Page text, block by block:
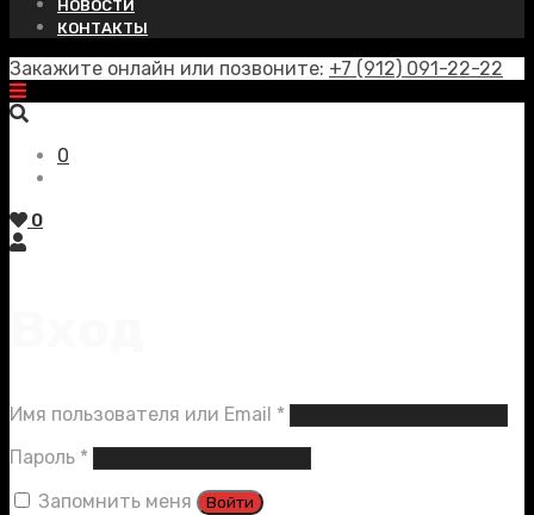
НОВОСТИ
КОНТАКТЫ
Закажите онлайн или позвоните: +7 (912) 091-22-22
0
0
Имя пользователя или Email *
Пароль *
Запомнить меня
Войти